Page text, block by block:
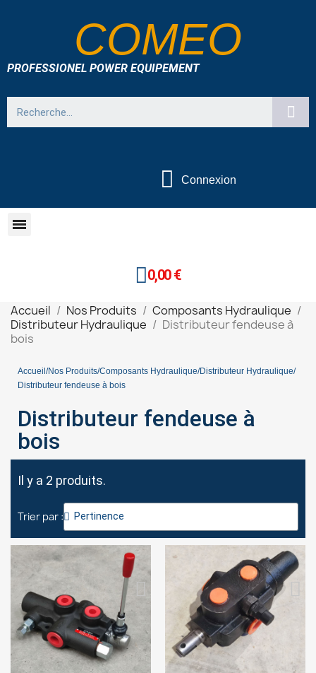
COMEO
PROFESSIONEL POWER EQUIPEMENT
Connexion
0,00 €
Accueil Nos Produits
Composants Hydraulique
Distributeur Hydraulique
Distributeur fendeuse à
bois
Accueil Nos Produits Composants Hydraulique Distributeur Hydraulique
Distributeur fendeuse à bois
Distributeur fendeuse à
bois
Il y a 2 produits.
Trier par :